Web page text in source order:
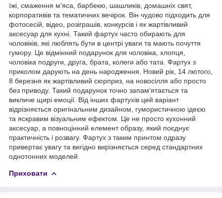
їжі, смаження м’яса, барбекю, шашликів, домашніх свят,
корпоративів та тематичних вечірок. Він чудово підходить для
фотосесій, відео, розіграшів, конкурсів і як жартівливий
аксесуар для кухні. Такий фартух часто обирають для
чоловіків, які люблять бути в центрі уваги та мають почуття
гумору. Це відмінний подарунок для чоловіка, хлопця,
чоловіка подруги, друга, брата, колеги або тата. Фартух з
приколом дарують на день народження, Новий рік, 14 лютого,
8 березня як жартівливий сюрприз, на новосілля або просто
без приводу. Такий подарунок точно запам’ятається та
викличе щирі емоції. Від інших фартухів цей варіант
відрізняється оригінальним дизайном, гумористичною ідеєю
та яскравим візуальним ефектом. Це не просто кухонний
аксесуар, а повноцінний елемент образу, який поєднує
практичність і розвагу. Фартух з таким принтом одразу
привертає увагу та вигідно вирізняється серед стандартних
однотонних моделей.
Приховати